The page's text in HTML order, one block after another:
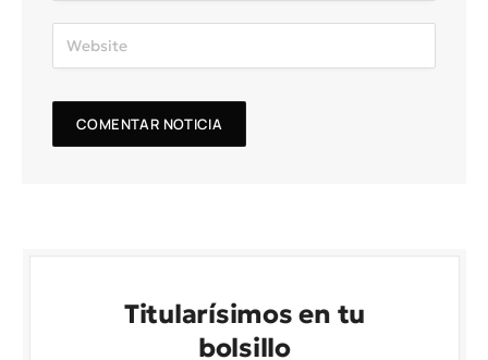
Titularísimos en tu
bolsillo